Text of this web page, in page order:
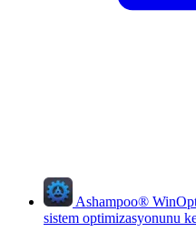
Ashampoo®
sistem optimizasyonunu